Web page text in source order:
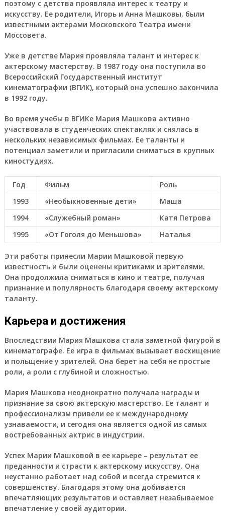
поэтому с детства проявляла интерес к театру и
искусству. Ее родители, Игорь и Анна Машковы, были
известными актерами Московского Театра имени
Моссовета.
Уже в детстве Мария проявляла талант и интерес к
актерскому мастерству. В 1987 году она поступила во
Всероссийский Государственный институт
кинематографии (ВГИК), который она успешно закончила
в 1992 году.
Во время учебы в ВГИКе Мария Машкова активно
участвовала в студенческих спектаклях и снялась в
нескольких независимых фильмах. Ее таланты и
потенциал заметили и пригласили сниматься в крупных
киностудиях.
Год Фильм
Роль
1993
«Необыкновенные дети»
Маша
1994
«Служебный роман»
Катя Петрова
1995
«От Гоголя до Меньшова» Наталья
Эти работы принесли Марии Машковой первую
известность и были оценены критиками и зрителями.
Она продолжила сниматься в кино и театре, получая
признание и популярность благодаря своему актерскому
таланту.
Карьера и достижения
Впоследствии Мария Машкова стала заметной фигурой в
кинематографе. Ее игра в фильмах вызывает восхищение
и польщение у зрителей. Она берет на себя не простые
роли, а роли с глубиной и сложностью.
Мария Машкова неоднократно получала награды и
признание за свою актерскую мастерство. Ее талант и
профессионализм привели ее к международному
узнаваемости, и сегодня она является одной из самых
востребованных актрис в индустрии.
Успех Марии Машковой в ее карьере – результат ее
преданности и страсти к актерскому искусству. Она
неустанно работает над собой и всегда стремится к
совершенству. Благодаря этому она добивается
впечатляющих результатов и оставляет незабываемое
впечатление у своей аудитории.